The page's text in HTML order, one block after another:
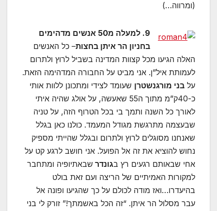
(ומרווה…)
9. למעלה מ50 אנשים מדהימים
בחניון הר איתן בחצות– כל האנשים
האלה הגיעו מכל קצוות המדינה בשביל לרוץ ולתרום
לעמותת איל”ן. אני מביט על החבורה המדהימה הזאת.
על בני מורגנשטרן שעומד לצידי ומתכונן ללוות אותי
כ-40ק”מ מתוך ה55 שאעשה, על אולג שהיה איתי
לאורך כל השנה ותמך בי בכל הטרוף הזה, על טניה
שבעצמה מתרגשת מגודל המעמד. כולנו כאן בגלל
שאנחנו מסוגלים לרוץ ולתרום ובגלל שהייתי מספיק
נחוש להוציא את זה אל הפועל. אני חושב לרגע קט על
אחי שבאותם רגעים רץ בגונדר שבאתיופיה ומתחבר
למקורות האמיתיים של הריצה ועם זאת בולט
בהיעדרו…ואז מודה לכולם על כך שהגיעו ופונה אל
עבר מסלול הר איתן. “זה הכל באשמתך!” זורק לי בני